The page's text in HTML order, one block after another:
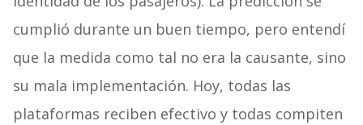
cumplió durante un buen tiempo, pero entendí
que la medida como tal no era la causante, sino
su mala implementación. Hoy, todas las
plataformas reciben efectivo y todas compiten